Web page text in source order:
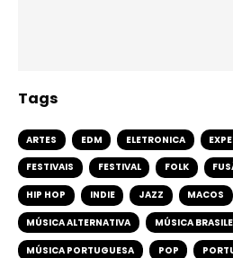
Tags
ARTES EDM ELETRONICA
FESTIVAIS FESTIVAL FOLK
HIP HOP INDIE JAZZ MACOS
MÚSICA ALTERNATIVA MÚSICA
MÚSICA PORTUGUESA POP